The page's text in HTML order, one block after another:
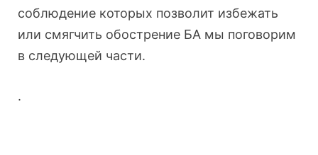
соблюдение которых позволит избежать
или смягчить обострение БА мы поговорим
в следующей части.
.